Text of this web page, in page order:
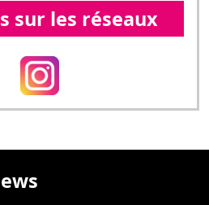
sur les réseaux